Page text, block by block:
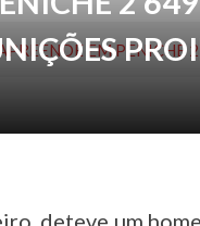
EM PENICHE
deteve um